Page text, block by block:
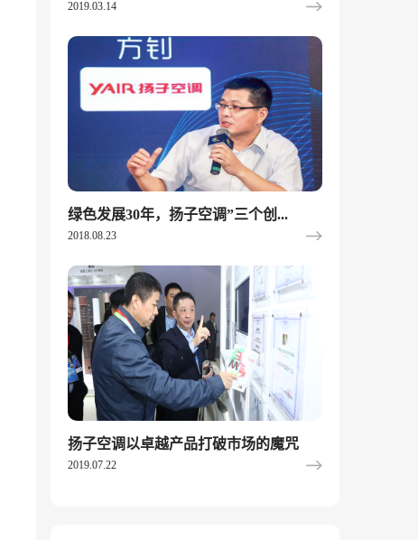
2019.03.14
绿色发展30年，扬子空调”三个创...
2018.08.23
扬子空调以卓越产品打破市场的魔咒
2019.07.22